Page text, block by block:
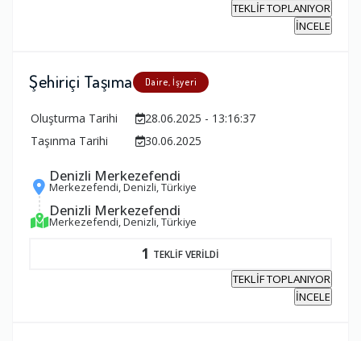
TEKLİF TOPLANIYOR
İNCELE
Şehiriçi Taşıma Daire, İşyeri
Oluşturma Tarihi
28.06.2025 - 13:16:37
Taşınma Tarihi
30.06.2025
Denizli Merkezefendi
Merkezefendi, Denizli, Türkiye
Denizli Merkezefendi
Merkezefendi, Denizli, Türkiye
1 TEKLİF VERİLDİ
TEKLİF TOPLANIYOR
İNCELE